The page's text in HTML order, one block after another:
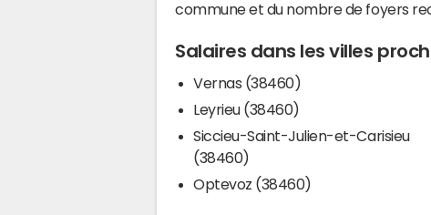
commune et du nombre de foyers
Salaires dans les villes
Vernas (38460)
Leyrieu (38460)
Siccieu-Saint-Julien-et-Carisieu
(38460)
Optevoz (38460)